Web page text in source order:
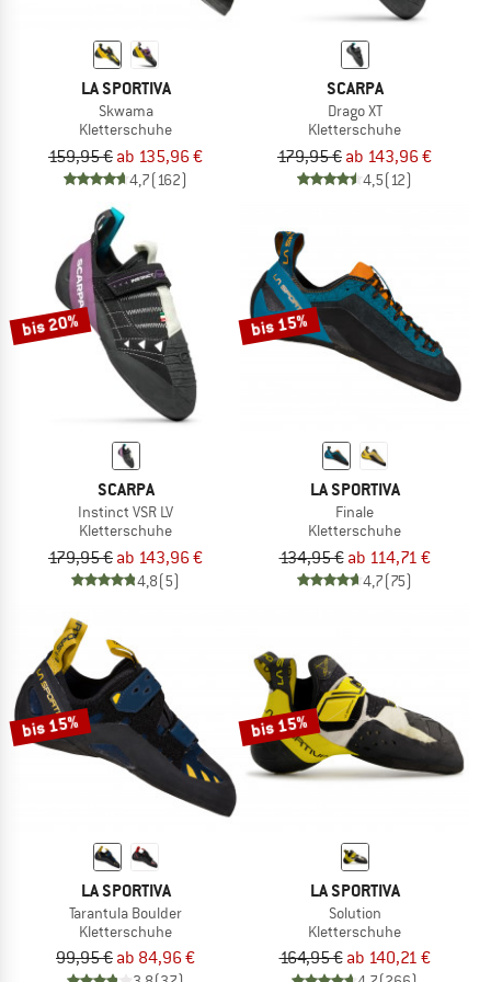
LA SPORTIVA
Skwama
Kletterschuhe
159,95 € ab 135,96 €
4,7(162)
SCARPA
Drago XT
Kletterschuhe
179,95 € ab 143,96 €
4,5(12)
bis 20%
SCARPA
Instinct VSR LV
Kletterschuhe
179,95 € ab 143,96 €
4,8(5)
bis 15%
LA SPORTIVA
Finale
Kletterschuhe
134,95 € ab 114,71 €
4,7(75)
bis 15%
LA SPORTIVA
Tarantula Boulder
Kletterschuhe
99,95 € ab 84,96 €
bis 15%
LA SPORTIVA
Solution
Kletterschuhe
164,95 € ab 140,21 €